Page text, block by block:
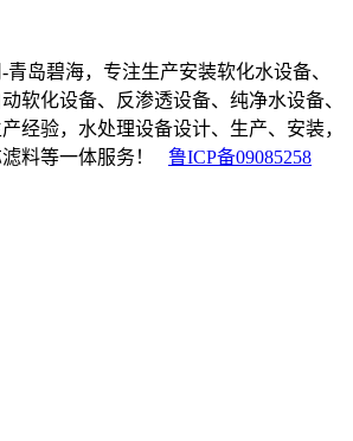
岛碧海，专注生产安装软化水设备、
软化设备、反渗透设备、纯净水设备、
经验，水处理设备设计、生产、安装，
料等一体服务！ 鲁ICP备09085258